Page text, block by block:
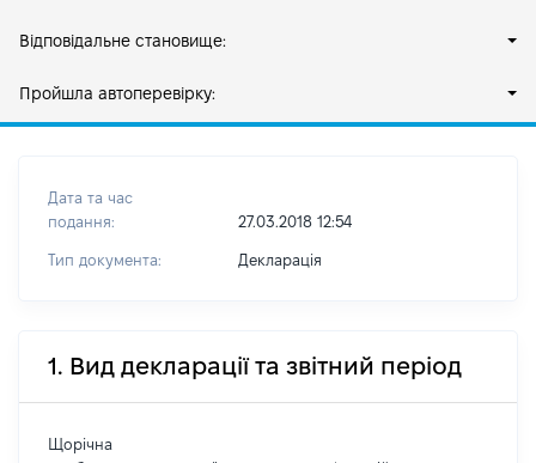
Відповідальне становище:
Пройшла автоперевірку:
Дата та час
подання:
27.03.2018 12:54
Тип документа: Декларація
1. Вид декларації та звітний період
Щорічна